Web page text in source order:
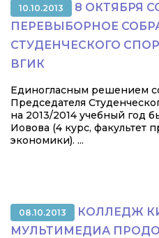
10.10.2013
8 ОКТЯБРЯ
ПЕРЕВЫБОРНОЕ
СТУДЕНЧЕСКОГО
ВГИК
Единогласным решением
Председателя
на 2013/2014 учебный год
Иовова (4 курс, факультет
экономики). ...
08.10.2013
КОЛЛЕДЖ
МУЛЬТИМЕДИА